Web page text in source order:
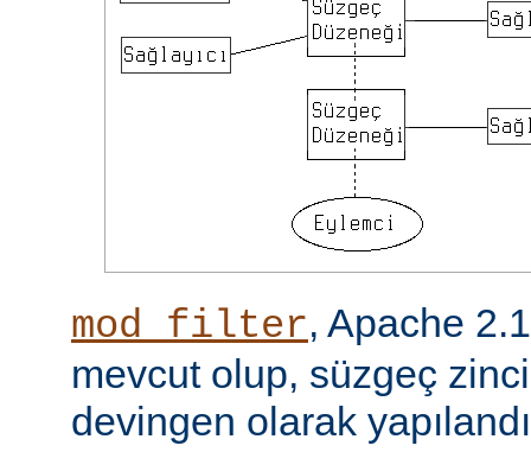
mod_filter, Apache
mevcut olup, süzgeç
devingen olarak